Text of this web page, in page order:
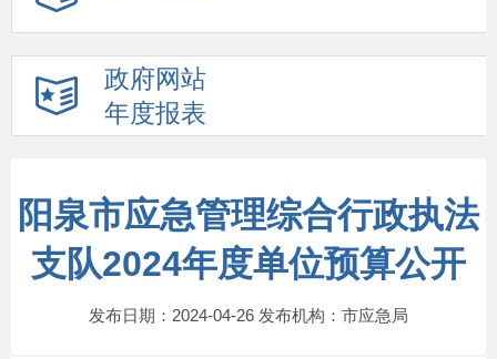
政府网站
年度报表
阳泉市应急管理综合行政执法
支队2024年度单位预算公开
发布日期：2024-04-26 发布机构：市应急局